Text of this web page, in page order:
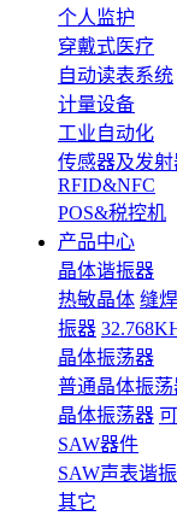
个人监护
穿戴式医疗
自动读表系统
计量设备
工业自动化
传感器及发射
RFID&NFC
POS&税控机
产品中心
晶体谐振器
热敏晶体 缝
振器
晶体振荡器
普通晶体振荡
晶体振荡器
SAW器件
SAW声表谐
其它